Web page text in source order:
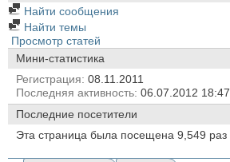
Найти сообщения
Найти темы
Просмотр статей
Мини-статистика
Регистрация 08.11.2011
Последняя активность 06.07.2012 18:47
Последние посетители
Эта страница была посещена 9,549 раз